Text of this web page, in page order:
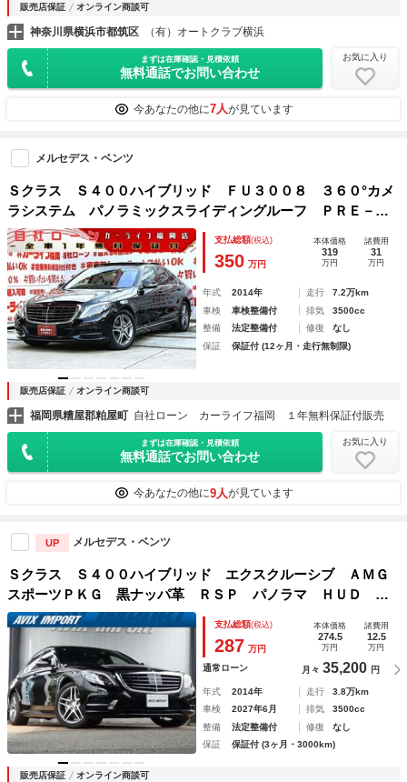
販売店保証 オンライン商談可
神奈川県横浜市都筑区 （有）オートクラブ横浜
まずは在庫確認・見積依頼
無料通話でお問い合わせ
お気に入り
今あなたの他に7人が見ています
メルセデス・ベンツ
Ｓクラス Ｓ４００ハイブリッド ＦＵ３００８ ３６０°カメ
ラシステム パノラミックスライディングルーフ ＰＲＥ－Ｓ
ＡＦＥブレーキ ブラインドスポットアシスト １２．３イン
チワイドディスプレイ純正ＨＤＤナビ ＤＶＤ６連
支払総額(税込)
350 万円
本体価格
319
万円
諸費用
31
万円
年式 2014年 走行
7.2万km
車検
車検整備付 排気
3500cc
整備
法定整備付 修復
なし
保証
保証付 (12ヶ月・走行無制限)
販売店保証 オンライン商談可
福岡県糟屋郡粕屋町 自社ローン カーライフ福岡 １年無料保証付販売
まずは在庫確認・見積依頼
無料通話でお問い合わせ
お気に入り
今あなたの他に9人が見ています
UP メルセデス・ベンツ
Ｓクラス Ｓ４００ハイブリッド エクスクルーシブ ＡＭＧ
スポーツＰＫＧ 黒ナッパ革 ＲＳＰ パノラマ ＨＵＤ 純
正ＨＤＤナビ 地デジ 全周カメラ ブルメスター シートヒ
ーター ベンチレーション リラクゼーション 純正１９Ａ
Ｗ 禁煙 正規Ｄ車
支払総額(税込)
287 万円
本体価格
274.5
万円
諸費用
12.5
万円
通常ローン 月々 35,200 円
年式 2014年 走行
3.8万km
車検
2027年6月 排気
3500cc
整備
法定整備付 修復
なし
保証
保証付 (3ヶ月・3000km)
販売店保証 オンライン商談可